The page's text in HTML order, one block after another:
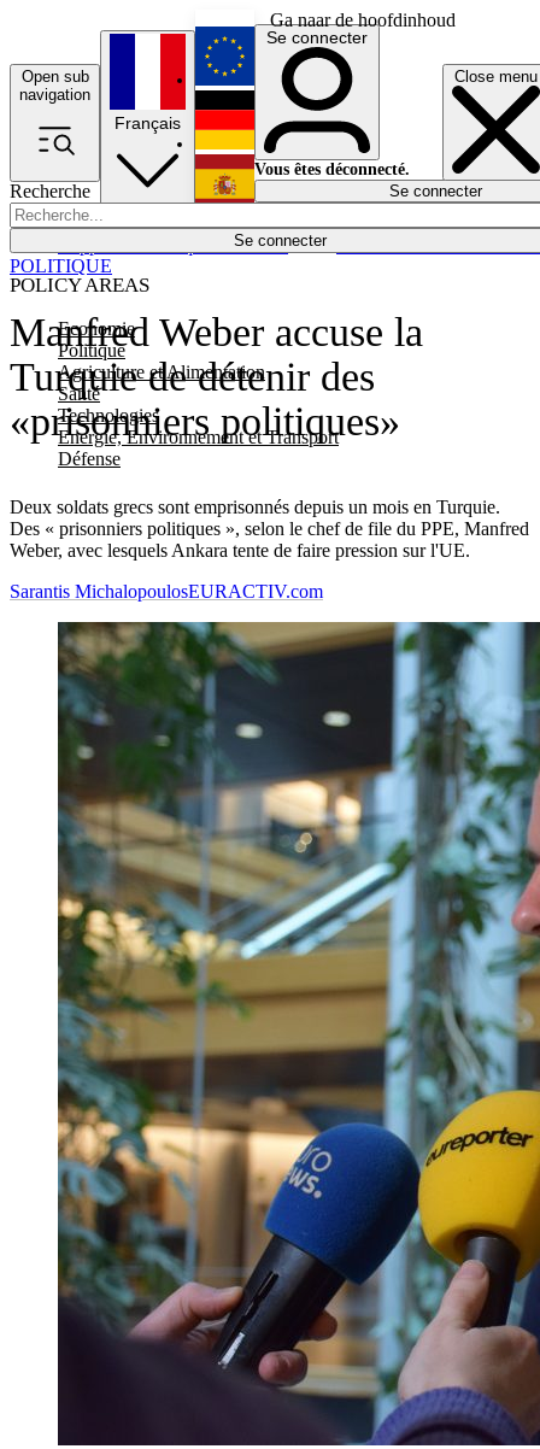
Ga naar de hoofdinhoud
Open sub
navigation
Close menu
Recherche
Se connecter
POLICY AREAS
Economie
Politique
Agriculture et Alimentation
Santé
Technologies
Energie, Environnement et Transport
Défense
Économie
Français
English
Deutsch
Español
Se connecter
Vous êtes déconnecté.
Se connecter
Manfred Weber accuse la
Turquie de détenir des
«prisonniers politiques»
Deux soldats grecs sont emprisonnés depuis un mois en Turquie.
Des « prisonniers politiques », selon le chef de file du PPE, Manfred
Weber, avec lesquels Ankara tente de faire pression sur l'UE.
POLITIQUE
Sarantis MichalopoulosEURACTIV.com